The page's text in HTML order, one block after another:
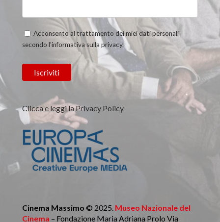
Acconsento al trattamento dei miei dati personali
secondo l’informativa sulla privacy.
Clicca e leggi la Privacy Policy
Cinema Massimo © 2025. Museo Nazionale del
Cinema – Fondazione Maria Adriana Prolo Via